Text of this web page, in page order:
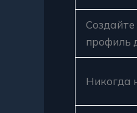
профиль
Никогда